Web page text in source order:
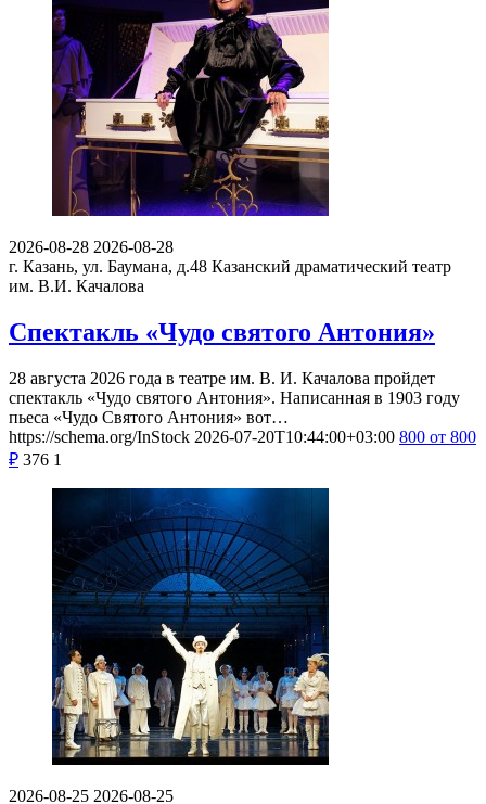
2026-08-28 2026-08-28
г. Казань, ул. Баумана, д.48 Казанский драматический театр
им. В.И. Качалова
Спектакль «Чудо святого Антония»
28 августа 2026 года в театре им. В. И. Качалова пройдет
спектакль «Чудо святого Антония». Написанная в 1903 году
пьеса «Чудо Святого Антония» вот…
https://schema.org/InStock 2026-07-20T10:44:00+03:00 800 от 800
₽ 376 1
2026-08-25 2026-08-25